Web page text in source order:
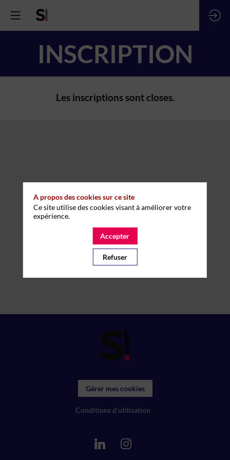
INSCRIPTION
Les inscriptions sont closes.
Gérer mes cookies
Conditions d'utilisation
A propos des cookies sur ce site
Ce site utilise des cookies visant à améliorer votre
expérience.
Accepter
Refuser